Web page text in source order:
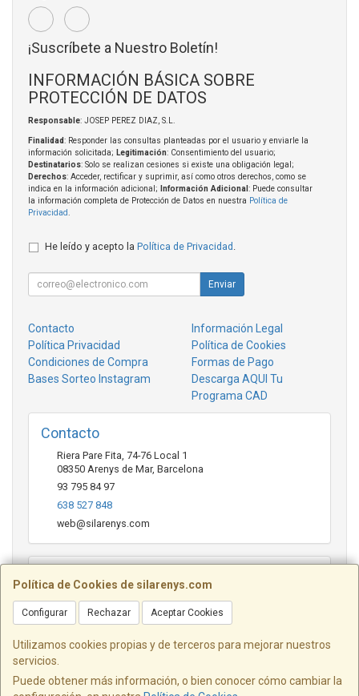
Política de Cookies de silarenys.com
Configurar Rechazar Aceptar Cookies
Utilizamos cookies propias y de terceros para mejorar nuestros
servicios.
Puede obtener más información, o bien conocer cómo cambiar la
¡Suscríbete a Nuestro Boletín!
INFORMACIÓN BÁSICA SOBRE
PROTECCIÓN DE DATOS
Responsable: JOSEP PEREZ DIAZ, S.L.
Finalidad: Responder las consultas planteadas por el usuario y enviarle la
información solicitada; Legitimación: Consentimiento del usuario;
Destinatarios: Solo se realizan cesiones si existe una obligación legal;
Derechos: Acceder, rectificar y suprimir, así como otros derechos, como se
indica en la información adicional;
Información Adicional : Puede consultar
la información completa de Protección de Datos en nuestra Política de
Privacidad
He leído y acepto la Política de Privacidad
Enviar
Contacto
Información Legal
Política Privacidad
Política de Cookies
Condiciones de Compra
Formas de Pago
Bases Sorteo Instagram
Descarga AQUI Tu
Programa CAD
Contacto
Riera Pare Fita, 74-76 Local 1
08350 Arenys de Mar, Barcelona
93 795 84 97
638 527 848
web@silarenys.com
Horario
De lunes a viernes: Mañanas: de 10.00 a 13.30 horas Tardes
de 17.00 a 20.00 Horas / Sábados de 10.00 a 13.00 horas
Mar - BarcelonaTel. 638 527 848 - web@silarenys.com - NIF: